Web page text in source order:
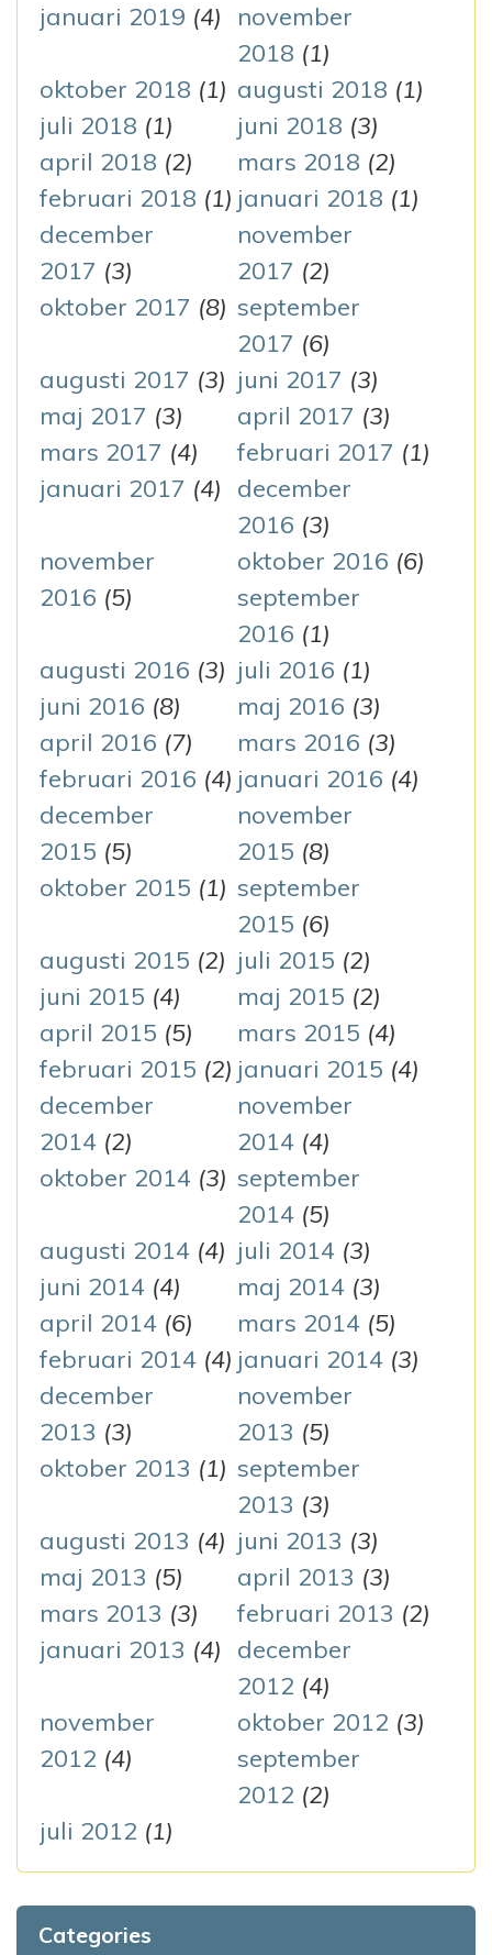
januari 2019 (4)
november
2018 (1)
oktober 2018 (1) augusti 2018 (1)
juli 2018 (1) juni 2018 (3)
april 2018 (2) mars 2018 (2)
februari 2018 (1) januari 2018 (1)
december
2017 (3)
november
2017 (2)
oktober 2017 (8) september
2017 (6)
augusti 2017 (3) juni 2017 (3)
maj 2017 (3) april 2017 (3)
mars 2017 (4) februari 2017 (1)
januari 2017 (4)
december
2016 (3)
november
2016 (5)
oktober 2016 (6)
september
2016 (1)
augusti 2016 (3) juli 2016 (1)
juni 2016 (8) maj 2016 (3)
april 2016 (7) mars 2016 (3)
februari 2016 (4) januari 2016 (4)
december
2015 (5)
november
2015 (8)
oktober 2015 (1) september
2015 (6)
augusti 2015 (2) juli 2015 (2)
juni 2015 (4) maj 2015 (2)
april 2015 (5) mars 2015 (4)
februari 2015 (2) januari 2015 (4)
december
2014 (2)
november
2014 (4)
oktober 2014 (3) september
2014 (5)
augusti 2014 (4) juli 2014 (3)
juni 2014 (4) maj 2014 (3)
april 2014 (6) mars 2014 (5)
februari 2014 (4) januari 2014 (3)
december
2013 (3)
november
2013 (5)
oktober 2013 (1) september
2013 (3)
augusti 2013 (4) juni 2013 (3)
maj 2013 (5) april 2013 (3)
mars 2013 (3) februari 2013 (2)
januari 2013 (4)
december
2012 (4)
november
2012 (4)
oktober 2012 (3)
september
2012 (2)
juli 2012 (1)
Categories